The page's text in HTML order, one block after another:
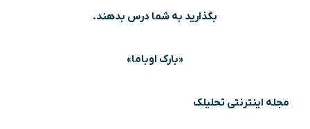
بگذارید به شما درس بدهند.
«بارک اوباما»
مجله اینترنتی تحلیلک